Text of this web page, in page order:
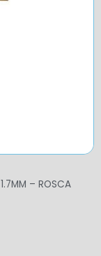
– ROSCA